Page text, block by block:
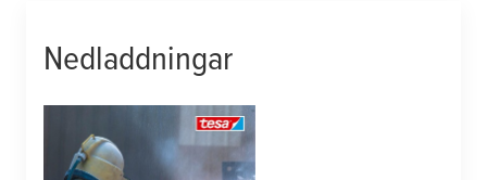
Nedladdningar